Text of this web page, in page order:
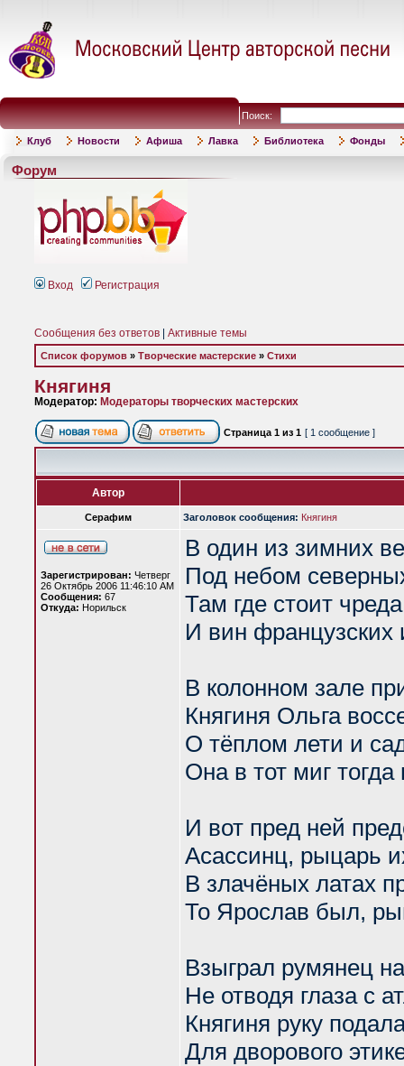
Поиск:
Клуб Новости Афиша Лавка Библиотека Фонды
Форум
Вход Регистрация
Сообщения без ответов Активные темы
Список форумов » Творческие мастерские » Стихи
Княгиня
Модератор: Модераторы творческих мастерских
Страница 1 из 1 [ 1 сообщение ]
Автор
Серафим Заголовок сообщения: Княгиня
Зарегистрирован: Четверг
26 Октябрь 2006 11:46:10 AM
Сообщения: 67
Откуда: Норильск
В один из зимних
Под небом
Там где стоит
И вин французских
В колонном зале
Княгиня Ольга
О тёплом лети и
Она в тот миг
И вот пред ней
Асассинц, рыцарь
В злачёных латах
То Ярослав был,
Взыграл румянец
Не отводя глаза с
Княгиня руку
Для дворового